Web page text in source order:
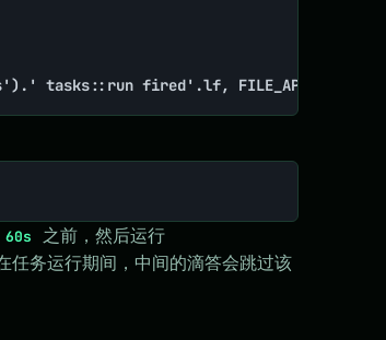
tasks::run fired'.lf, FILE_APPEND |
之前，然后运行
任务运行期间，中间的滴答会跳过该